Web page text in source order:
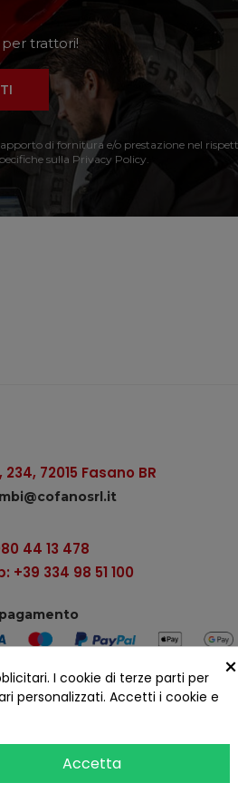
trattori!
di fornitura e/o prestazione nel
sulla Privacy Policy.
72015 Fasano BR
44 13 478
+39 334 98 51 100
social ×
I cookie di terze parti per
personalizzati. Accetti i cookie e
Accetta